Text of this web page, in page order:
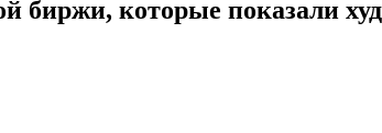
биржи, которые показали